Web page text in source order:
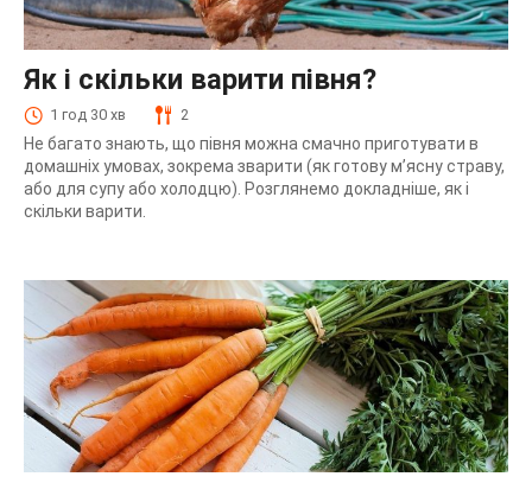
Як і скільки варити півня?
1 год 30 хв 2
Не багато знають, що півня можна смачно приготувати в
домашніх умовах, зокрема зварити (як готову м’ясну страву,
або для супу або холодцю). Розглянемо докладніше, як і
скільки варити.